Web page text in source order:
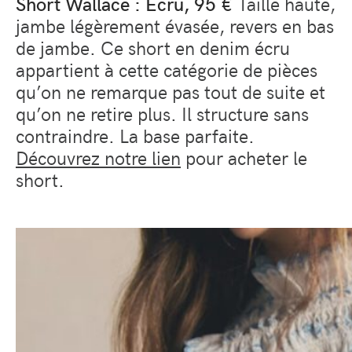
jambe légèrement évasée, revers en bas
de jambe. Ce short en denim écru
appartient à cette catégorie de pièces
qu’on ne remarque pas tout de suite et
qu’on ne retire plus. Il structure sans
contraindre. La base parfaite.
Découvrez notre lien pour acheter le
short.